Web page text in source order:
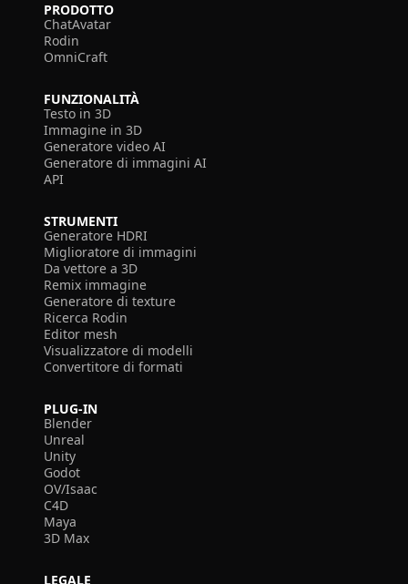
PRODOTTO
ChatAvatar
Rodin
OmniCraft
FUNZIONALITÀ
Testo in 3D
Immagine in 3D
Generatore video AI
Generatore di immagini AI
API
STRUMENTI
Generatore HDRI
Miglioratore di immagini
Da vettore a 3D
Remix immagine
Generatore di texture
Ricerca Rodin
Editor mesh
Visualizzatore di modelli
Convertitore di formati
PLUG-IN
Blender
Unreal
Unity
Godot
OV/Isaac
C4D
Maya
3D Max
LEGALE